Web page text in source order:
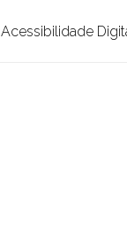
Acessibilidade